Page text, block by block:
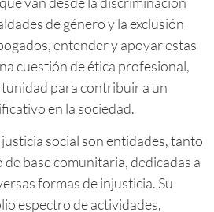
de género y la exclusión
entender y apoyar estas
cuestión de ética profesional,
para contribuir a un
en la sociedad.
social son entidades, tanto
base comunitaria, dedicadas a
formas de injusticia. Su
espectro de actividades,